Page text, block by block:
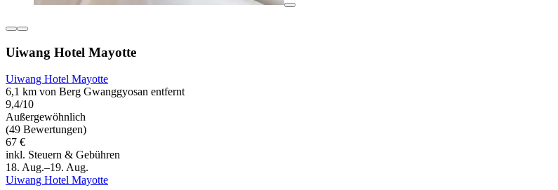
Uiwang Hotel Mayotte
Uiwang Hotel Mayotte
6,1 km von Berg Gwanggyosan entfernt
9,4/10
Außergewöhnlich
(49 Bewertungen)
67 €
inkl. Steuern & Gebühren
18. Aug.–19. Aug.
Uiwang Hotel Mayotte